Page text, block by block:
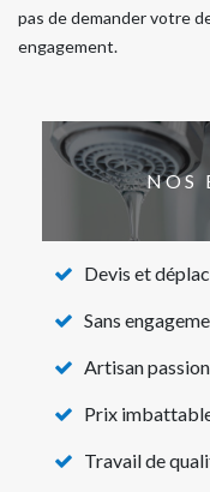
pas de demander votre
engagement.
NOS
Devis et
Sans
Artisan
Prix
Travail de